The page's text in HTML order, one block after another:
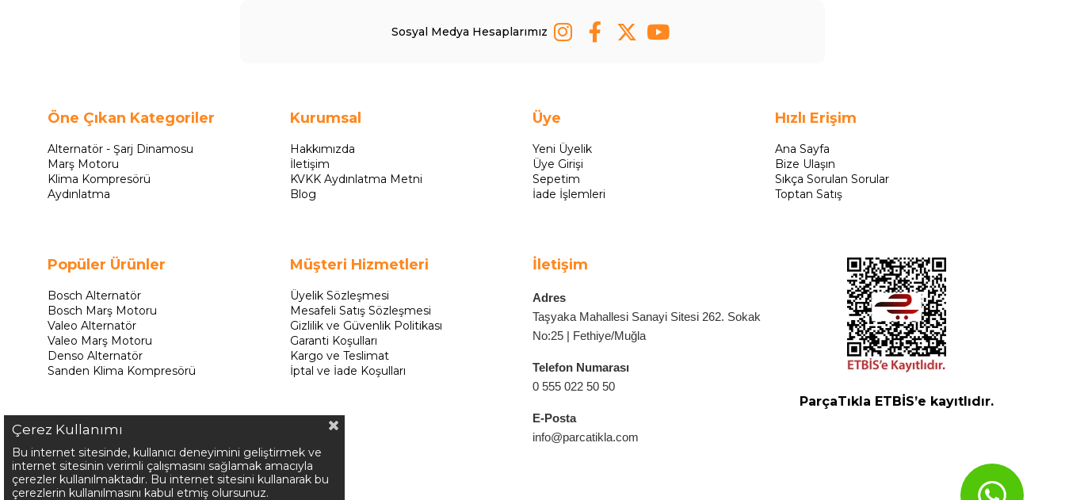
Sosyal Medya Hesaplarımız
Öne Çıkan Kategoriler
Alternatör - Şarj Dinamosu
Marş Motoru
Klima Kompresörü
Aydınlatma
Popüler Ürünler
Bosch Alternatör
Bosch Marş Motoru
Valeo Alternatör
Valeo Marş Motoru
Denso Alternatör
Sanden Klima Kompresörü
Kurumsal
Hakkımızda
İletişim
KVKK Aydınlatma Metni
Blog
Müşteri Hizmetleri
Üyelik Sözleşmesi
Mesafeli Satış Sözleşmesi
Gizlilik ve Güvenlik Politikası
Garanti Koşulları
Kargo ve Teslimat
İptal ve İade Koşulları
Üye
Yeni Üyelik
Üye Girişi
Sepetim
İade İşlemleri
İletişim
Adres
Taşyaka Mahallesi Sanayi Sitesi 262. Sokak
No:25 | Fethiye/Muğla
Telefon Numarası
0 555 022 50 50
E-Posta
info@parcatikla.com
Hızlı Erişim
Ana Sayfa
Bize Ulaşın
Sıkça Sorulan Sorular
Toptan Satış
ParçaTıkla ETBİS’e kayıtlıdır.
Çerez Kullanımı
Bu internet sitesinde, kullanıcı deneyimini geliştirmek ve
internet sitesinin verimli çalışmasını sağlamak amacıyla
çerezler kullanılmaktadır. Bu internet sitesini kullanarak bu
çerezlerin kullanılmasını kabul etmiş olursunuz.